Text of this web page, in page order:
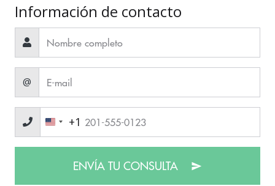
Información de contacto
@
+1
ENVÍA TU CONSULTA